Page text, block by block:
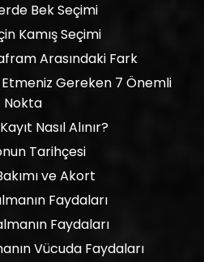
Bek Seçimi
Kamış Seçimi
Arasındaki Fark
Gereken 7 Önemli
Nokta
Nasıl Alınır?
Tarihçesi
ve Akort
Faydaları
Faydaları
Vücuda Faydaları